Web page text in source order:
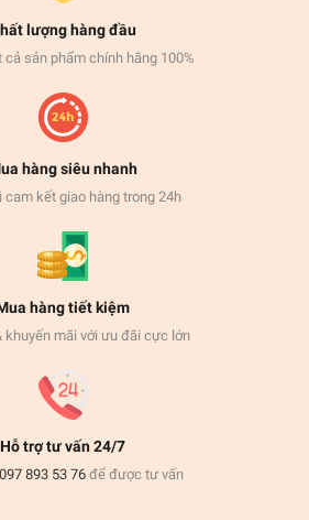
lượng hàng đầu
cả sản phẩm chính hãng 100%
hàng siêu nhanh
cam kết giao hàng trong 24h
hàng tiết kiệm
khuyến mãi với ưu đãi cực lớn
Hỗ trợ tư vấn 24/7
097 893 53 76 để được tư vấn